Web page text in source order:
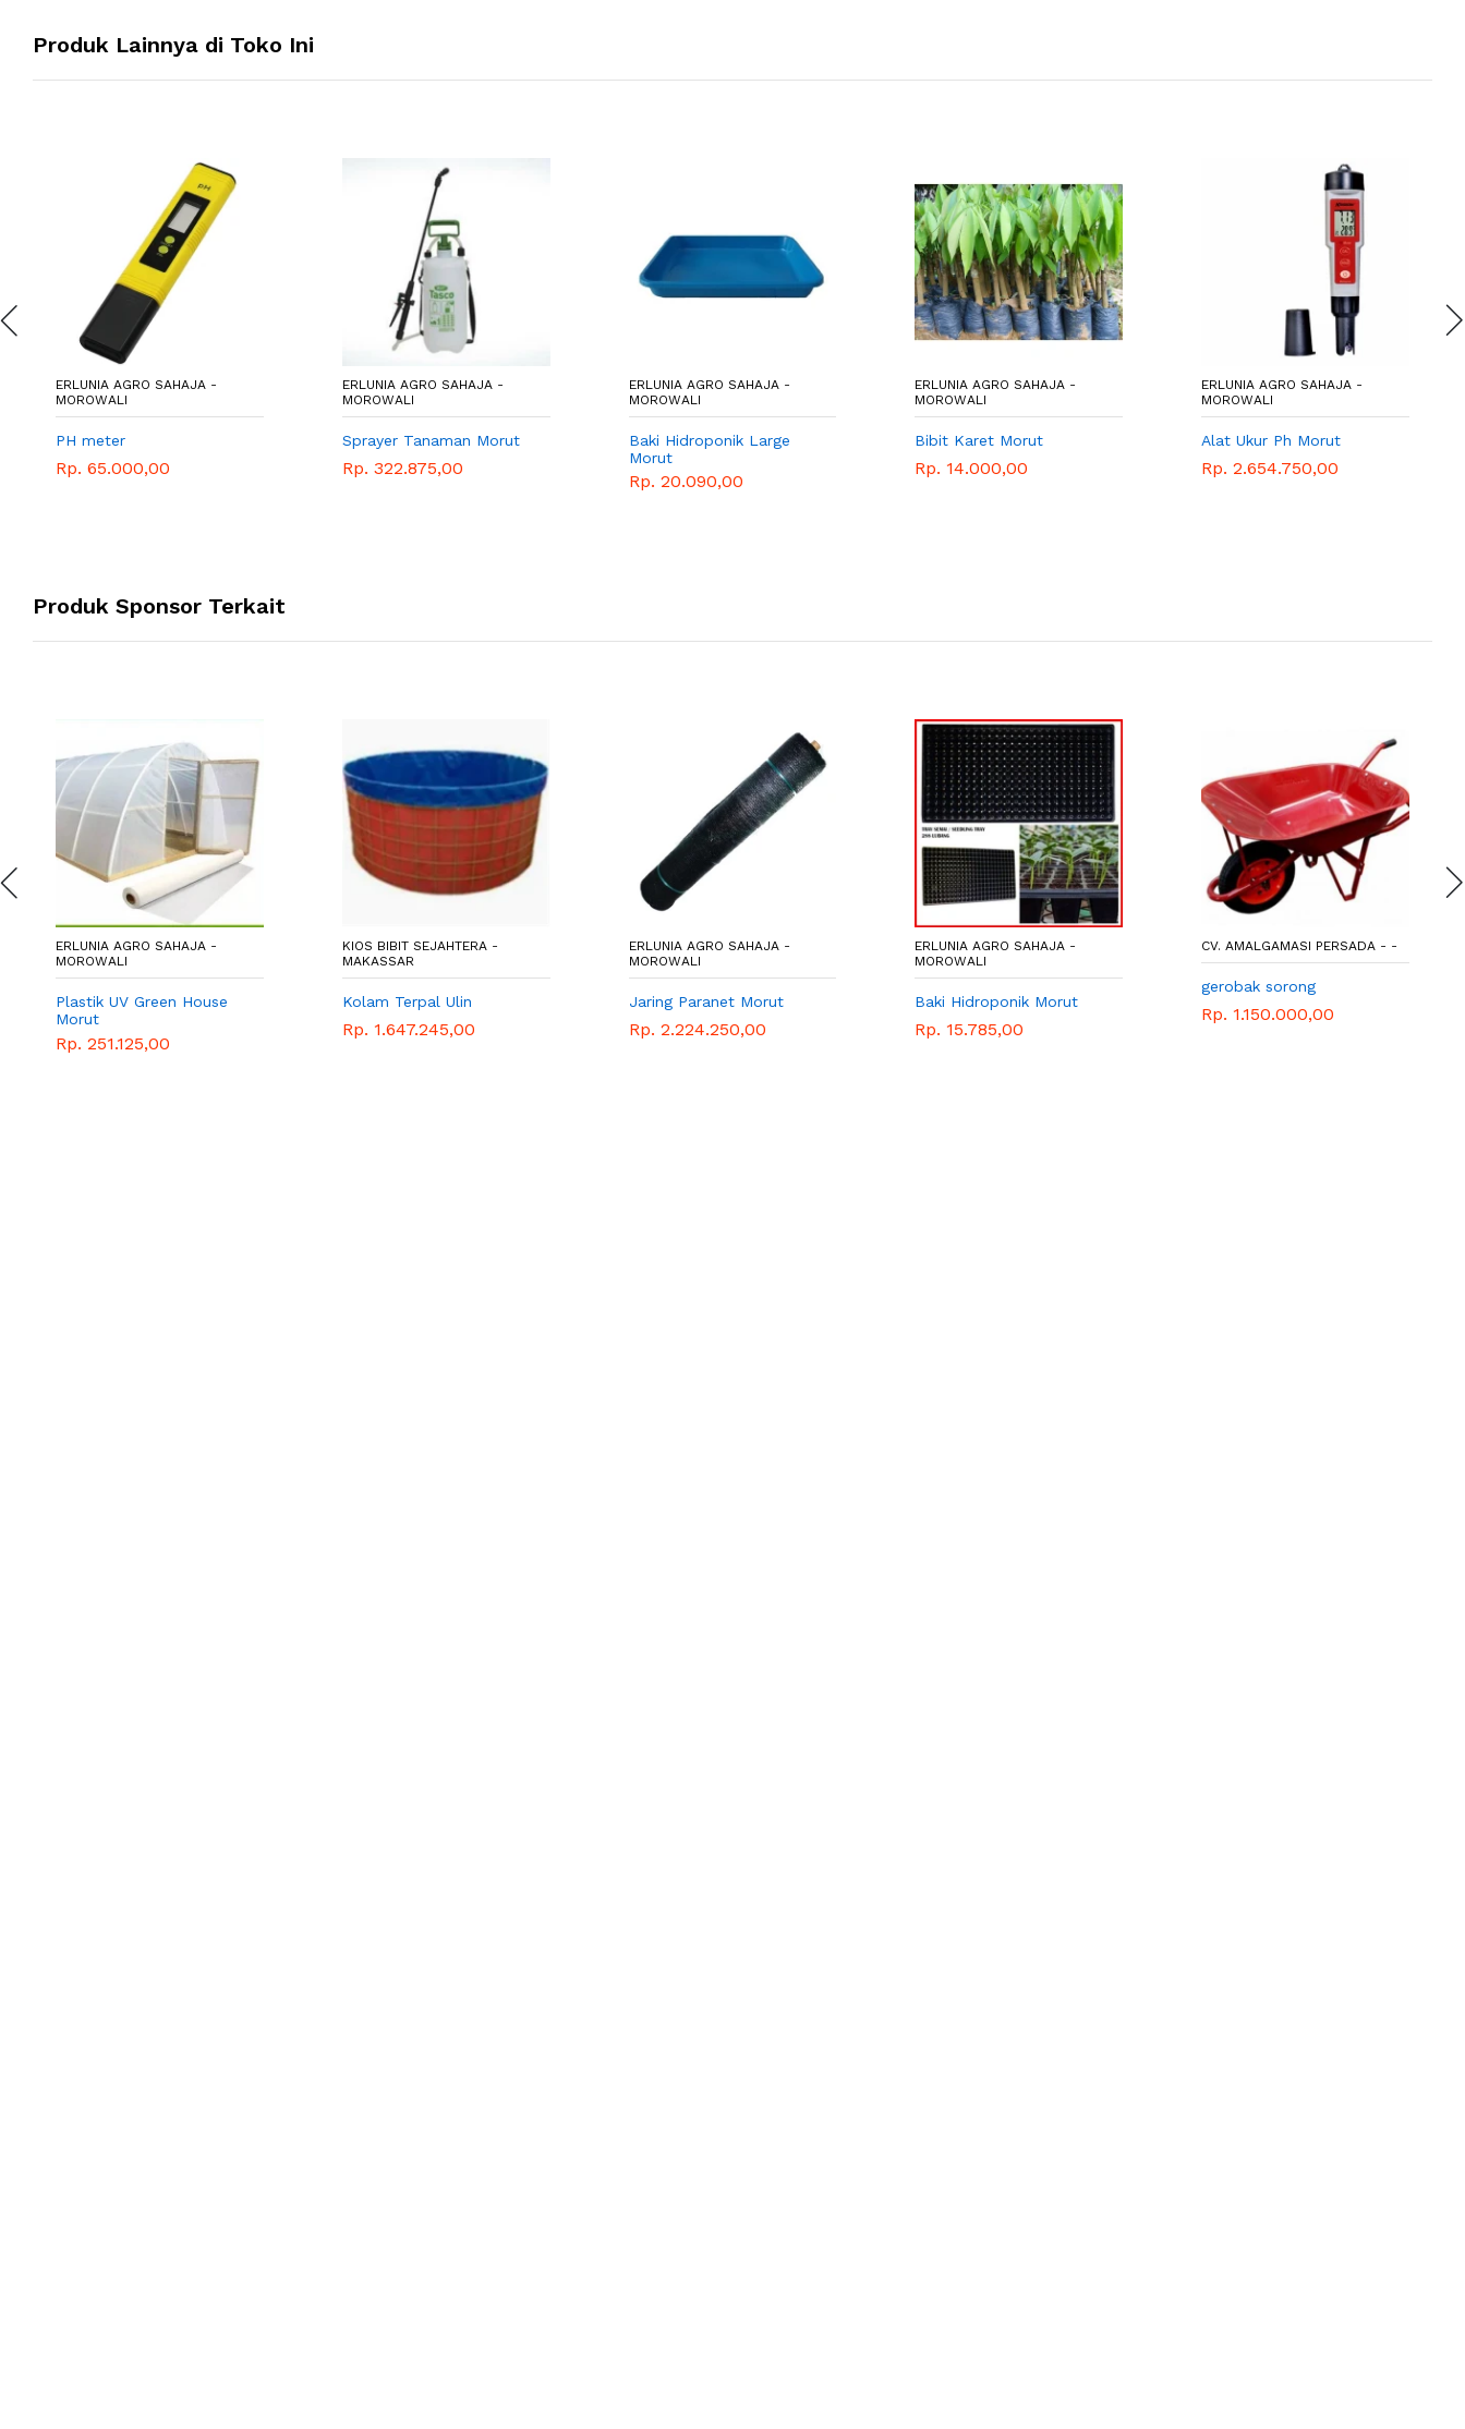
Produk Lainnya di Toko Ini
ERLUNIA AGRO SAHAJA -
MOROWALI
PH meter
Rp. 65.000,00
ERLUNIA AGRO SAHAJA -
MOROWALI
Sprayer Tanaman Morut
Rp. 322.875,00
ERLUNIA AGRO SAHAJA -
MOROWALI
Baki Hidroponik Large
Morut
Rp. 20.090,00
ERLUNIA AGRO SAHAJA -
MOROWALI
Bibit Karet Morut
Rp. 14.000,00
ERLUNIA AGRO SAHAJA -
MOROWALI
Alat Ukur Ph Morut
Rp. 2.654.750,00
Produk Sponsor Terkait
ERLUNIA AGRO SAHAJA -
MOROWALI
Plastik UV Green House
Morut
Rp. 251.125,00
KIOS BIBIT SEJAHTERA -
MAKASSAR
Kolam Terpal Ulin
Rp. 1.647.245,00
ERLUNIA AGRO SAHAJA -
MOROWALI
Jaring Paranet Morut
Rp. 2.224.250,00
ERLUNIA AGRO SAHAJA -
MOROWALI
Baki Hidroponik Morut
Rp. 15.785,00
CV. AMALGAMASI PERSADA - -
gerobak sorong
Rp. 1.150.000,00